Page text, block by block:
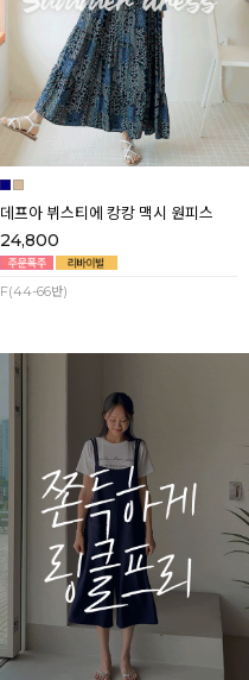
데프아 뷔스티에 캉캉 맥시 원피스
24,800
F(44-66반)